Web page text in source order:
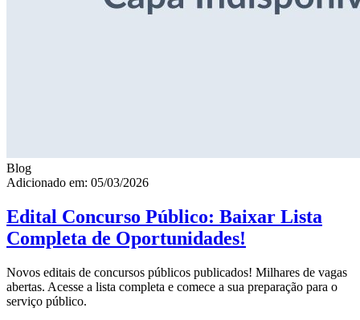
Blog
Adicionado em: 05/03/2026
Edital Concurso Público: Baixar Lista
Completa de Oportunidades!
Novos editais de concursos públicos publicados! Milhares de vagas
abertas. Acesse a lista completa e comece a sua preparação para o
serviço público.